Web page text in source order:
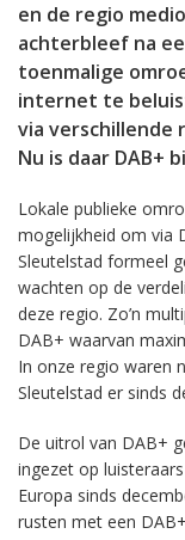
en de regio
achterbleef na
toenmalige
internet te
via verschillende
Nu is daar DAB+
Lokale publieke
mogelijkheid om via
Sleutelstad formeel
wachten op de
deze regio. Zo’n
DAB+ waarvan
In onze regio waren
Sleutelstad er sinds
De uitrol van DAB+
ingezet op
Europa sinds
rusten met een